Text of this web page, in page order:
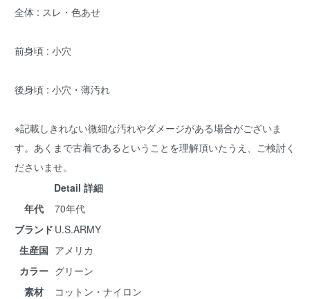
全体 : スレ・色あせ
前身頃 : 小穴
後身頃 : 小穴・薄汚れ
※記載しきれない微細な汚れやダメージがある場合がございま
す。あくまで古着であるということを理解頂いたうえ、ご検討く
ださいませ。
Detail 詳細
年代
70年代
ブランド U.S.ARMY
生産国 アメリカ
カラー グリーン
素材
コットン・ナイロン